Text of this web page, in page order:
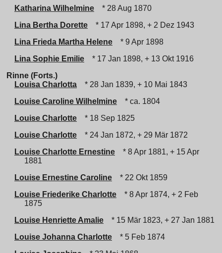
Katharina Wilhelmine
* 28 Aug 1870
Lina Bertha Dorette
* 17 Apr 1898, + 2 Dez 1943
Lina Frieda Martha Helene
* 9 Apr 1898
Lina Sophie Emilie
* 17 Jan 1898, + 13 Okt 1916
Rinne (Forts.)
Louisa Charlotta
* 28 Jan 1839, + 10 Mai 1843
Louise Caroline Wilhelmine
* ca. 1804
Louise Charlotte
* 18 Sep 1825
Louise Charlotte
* 24 Jan 1872, + 29 Mär 1872
Louise Charlotte Ernestine
* 8 Apr 1881, + 15 Apr
1881
Louise Ernestine Caroline
* 22 Okt 1859
Louise Friederike Charlotte
* 8 Apr 1874, + 2 Feb
1875
Louise Henriette Amalie
* 15 Mär 1823, + 27 Jan 1881
Louise Johanna Charlotte
* 5 Feb 1874